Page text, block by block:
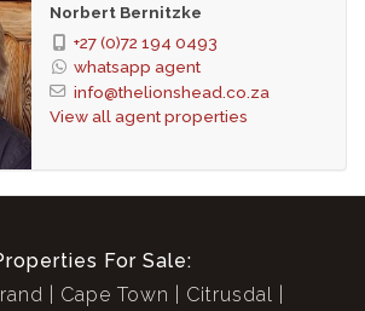
Norbert Bernitzke
+27 (0)72 194 0493
whatsapp agent
info@thelionshead.co.za
View all agent properties
For Sale:
Cape Town Citrusdal